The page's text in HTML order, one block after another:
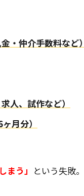
・仲介手数料など）
人、試作など）
月分）
まう」 という失敗。